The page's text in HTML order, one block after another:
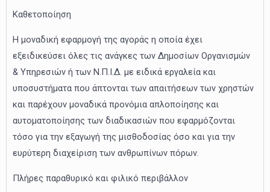
Καθετοποίηση
Η μοναδική εφαρμογή της αγοράς η οποία έχει
εξειδικεύσει όλες τις ανάγκες των Δημοσίων Οργανισμών
& Υπηρεσιών ή των Ν.Π.Ι.Δ. με ειδικά εργαλεία και
υποσυστήματα που άπτονται των απαιτήσεων των χρηστών
και παρέχουν μοναδικά προνόμια απλοποίησης και
αυτοματοποίησης των διαδικασιών που εφαρμόζονται
τόσο για την εξαγωγή της μισθοδοσίας όσο και για την
ευρύτερη διαχείριση των ανθρωπίνων πόρων.
Πλήρες παραθυρικό και φιλικό περιβάλλον